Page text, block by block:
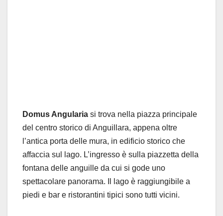
Domus Angularia si trova nella piazza principale
del centro storico di Anguillara, appena oltre
l’antica porta delle mura, in edificio storico che
affaccia sul lago. L’ingresso è sulla piazzetta della
fontana delle anguille da cui si gode uno
spettacolare panorama. Il lago è raggiungibile a
piedi e bar e ristorantini tipici sono tutti vicini.